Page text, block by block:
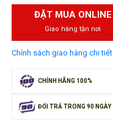
ĐẶT MUA ONLINE
Giao hàng tận nơi
Chính sách giao hàng chi tiết
CHÍNH HÃNG 100%
ĐỔI TRẢ TRONG 90 NGÀY